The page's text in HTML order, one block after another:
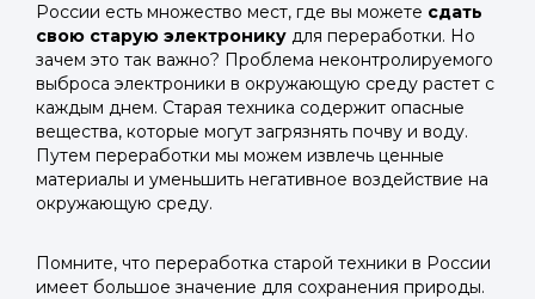
России есть множество мест, где вы можете сдать
свою старую электронику для переработки. Но
зачем это так важно? Проблема неконтролируемого
выброса электроники в окружающую среду растет с
каждым днем. Старая техника содержит опасные
вещества, которые могут загрязнять почву и воду.
Путем переработки мы можем извлечь ценные
материалы и уменьшить негативное воздействие на
окружающую среду.
Помните, что переработка старой техники в России
имеет большое значение для сохранения природы.